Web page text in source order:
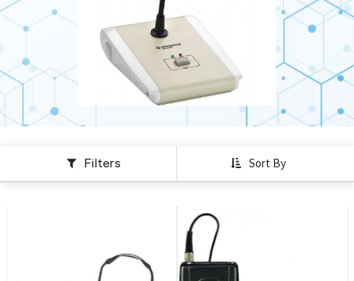
Filters Sort By